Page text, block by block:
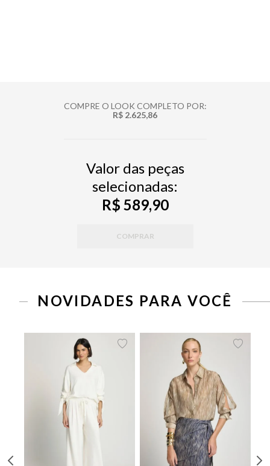
COMPRE O LOOK COMPLETO POR:
R$ 2.625,86
Valor das peças
selecionadas:
R$ 589,90
COMPRAR
NOVIDADES PARA VOCÊ